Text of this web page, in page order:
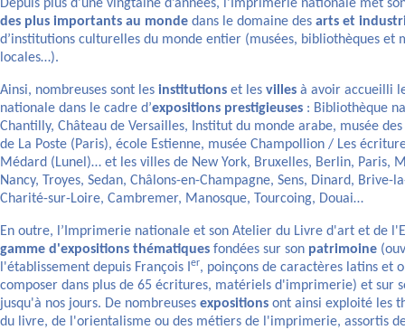
Depuis plus d’une vingtaine d’années, l’Imprimerie nationale met
des plus importants au monde dans le domaine des arts et
d’institutions culturelles du monde entier (musées, bibliothèques et
locales…).
Ainsi, nombreuses sont les institutions et les villes à avoir accueilli
nationale dans le cadre d’expositions prestigieuses : Bibliothèque
Chantilly, Château de Versailles, Institut du monde arabe, musée
de La Poste (Paris), école Estienne, musée Champollion / Les
Médard (Lunel)… et les villes de New York, Bruxelles, Berlin, Paris,
Nancy, Troyes, Sedan, Châlons-en-Champagne, Sens, Dinard, Brive-
Charité-sur-Loire, Cambremer, Manosque, Tourcoing, Douai…
En outre, l’Imprimerie nationale et son Atelier du Livre d'art et de
gamme d'expositions thématiques fondées sur son patrimoine
l'établissement depuis François I
er, poinçons de caractères latins et
composer dans plus de 65 écritures, matériels d'imprimerie) et sur
jusqu'à nos jours. De nombreuses expositions ont ainsi exploité les
du livre, de l'orientalisme ou des métiers de l'imprimerie, assortis